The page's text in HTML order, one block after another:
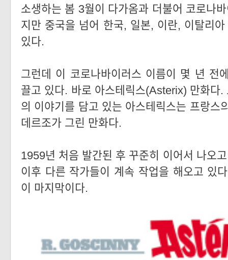
소생하는 봄 3월이 다가옴과 더불어 코로나
지만 중국을 넘어 한국, 일본, 이란, 이탈리
있다.
그런데 이 코로나바이러스 이름이 몇 년 전
끌고 있다. 바로 아스테릭스(Asterix) 만화다.
의 이야기를 담고 있는 아스테릭스는 프랑스
데르조가 그린 만화다.
1959년 처음 발간된 후 꾸준히 이어서 나오
이후 다른 작가들이 계속 작업을 해오고 있
이 마지막이다.